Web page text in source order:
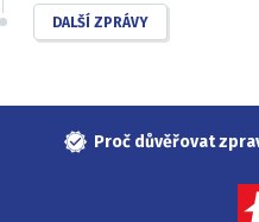
DALŠÍ ZPRÁVY
Proč důvěřovat